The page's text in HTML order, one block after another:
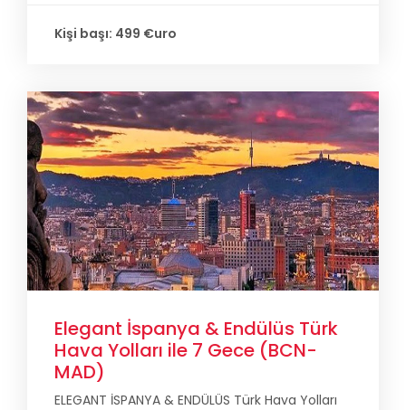
Kişi başı: 499 €uro
Elegant İspanya & Endülüs Türk
Hava Yolları ile 7 Gece (BCN-
MAD)
ELEGANT İSPANYA & ENDÜLÜS Türk Hava Yolları